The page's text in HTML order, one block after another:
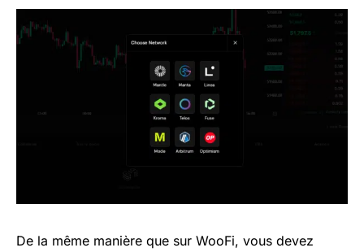
De la même manière que sur WooFi, vous devez